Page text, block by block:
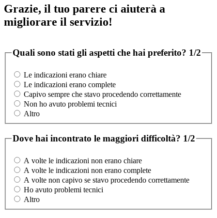
Grazie, il tuo parere ci aiuterà a
migliorare il servizio!
Quali sono stati gli aspetti che hai preferito? 1/2
Le indicazioni erano chiare
Le indicazioni erano complete
Capivo sempre che stavo procedendo correttamente
Non ho avuto problemi tecnici
Altro
Dove hai incontrato le maggiori difficoltà? 1/2
A volte le indicazioni non erano chiare
A volte le indicazioni non erano complete
A volte non capivo se stavo procedendo correttamente
Ho avuto problemi tecnici
Altro